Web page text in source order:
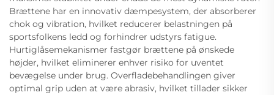
Brættene har en innovativ dæmpesystem, der absorberer
chok og vibration, hvilket reducerer belastningen på
sportsfolkens ledd og forhindrer udstyrs fatigue.
Hurtiglåsemekanismer fastgør brættene på ønskede
højder, hvilket eliminerer enhver risiko for uventet
bevægelse under brug. Overfladebehandlingen giver
optimal grip uden at være abrasiv, hvilket tillader sikker